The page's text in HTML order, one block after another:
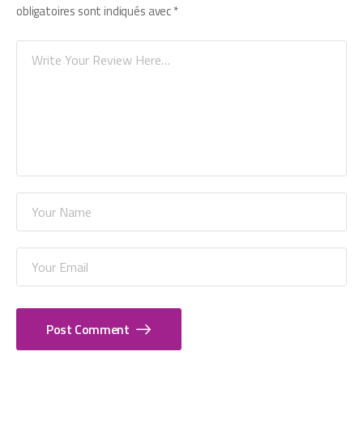
obligatoires sont indiqués avec*
Post Comment